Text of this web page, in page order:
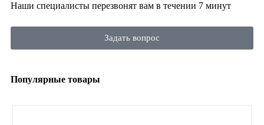
Наши специалисты перезвонят вам в течении 7 минут
Задать вопрос
Популярные товары